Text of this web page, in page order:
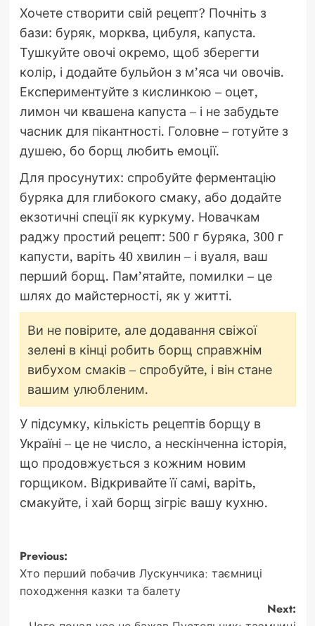
Хочете створити свій рецепт? Почніть з
бази: буряк, морква, цибуля, капуста.
Тушкуйте овочі окремо, щоб зберегти
колір, і додайте бульйон з м’яса чи овочів.
Експериментуйте з кислинкою – оцет,
лимон чи квашена капуста – і не забудьте
часник для пікантності. Головне – готуйте з
душею, бо борщ любить емоції.
Для просунутих: спробуйте ферментацію
буряка для глибокого смаку, або додайте
екзотичні спеції як куркуму. Новачкам
раджу простий рецепт: 500 г буряка, 300 г
капусти, варіть 40 хвилин – і вуаля, ваш
перший борщ. Пам’ятайте, помилки – це
шлях до майстерності, як у житті.
Ви не повірите, але додавання свіжої
зелені в кінці робить борщ справжнім
вибухом смаків – спробуйте, і він стане
вашим улюбленим.
У підсумку, кількість рецептів борщу в
Україні – це не число, а нескінченна історія,
що продовжується з кожним новим
горщиком. Відкривайте її самі, варіть,
смакуйте, і хай борщ зігріє вашу кухню.
Post
navigation
Previous:
Хто перший побачив Лускунчика: таємниці
походження казки та балету
Next: